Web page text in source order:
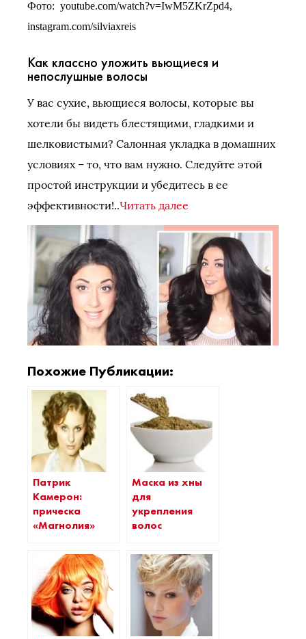
Фото: youtube.com/watch?v=IwM5ZKrZpd4,
instagram.com/silviaxreis
Как классно уложить вьющиеся и
непослушные волосы
У вас сухие, вьющиеся волосы, которые вы
хотели бы видеть блестящими, гладкими и
шелковистыми? Салонная укладка в домашних
условиях – то, что вам нужно. Следуйте этой
простой инструкции и убедитесь в ее
эффективности!..Читать далее
Похожие Публикации:
Патрик
Камерон:
прическа
«Магнолия»
Маска из хны
для
укрепления
волос